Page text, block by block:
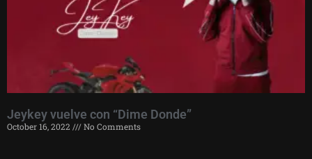
Jeykey vuelve con “Dime Donde”
October 16, 2022 No Comments